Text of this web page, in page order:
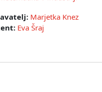
Marjetka Knez
Eva Šraj